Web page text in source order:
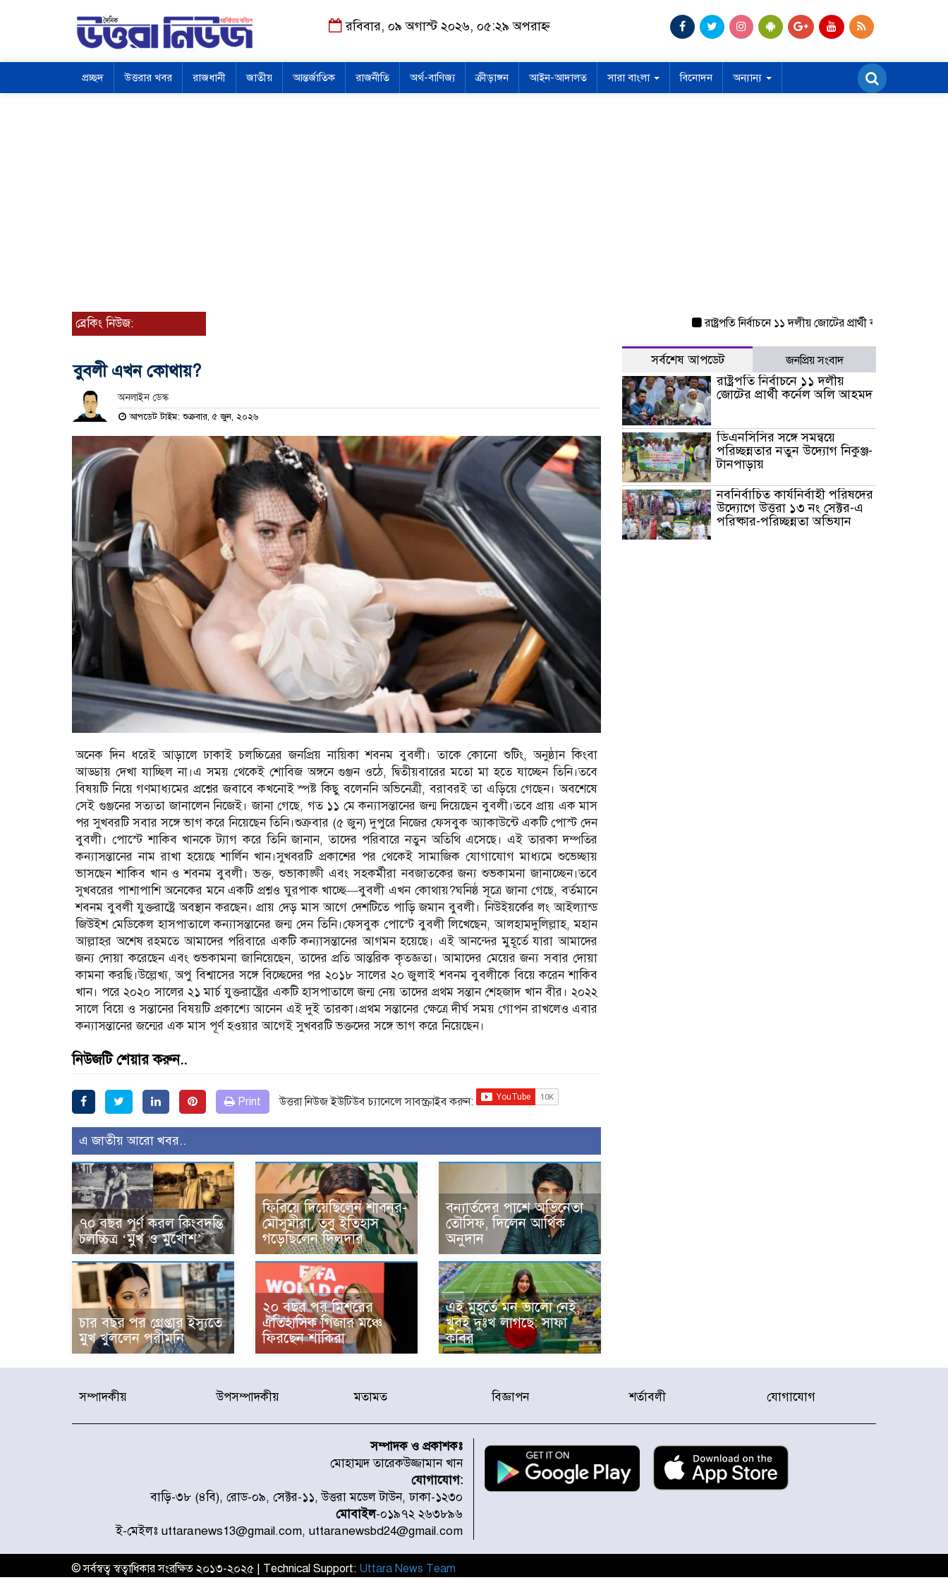
রবিবার, ০৯ অগাস্ট ২০২৬, ০৫:২৯ অপরাহ্ন
প্রচ্ছদ উত্তরার খবর রাজধানী জাতীয় আন্তর্জাতিক রাজনীতি অর্থ-বাণিজ্য ক্রীড়াঙ্গন আইন-আদালত সারা বাংলা বিনোদন অন্যান্য
ব্রেকিং নিউজ: রাষ্ট্রপতি নির্বাচনে ১১ দলীয় জোটের প্রার্থী কর্নেল অলি আহমদ
বুবলী এখন কোথায়?
অনলাইন ডেস্ক
আপডেট টাইম: শুক্রবার, ৫ জুন, ২০২৬
অনেক দিন ধরেই আড়ালে ঢাকাই চলচ্চিত্রের জনপ্রিয় নায়িকা শবনম বুবলী। তাকে কোনো শুটিং, অনুষ্ঠান কিংবা
আড্ডায় দেখা যাচ্ছিল না।এ সময় থেকেই শোবিজ অঙ্গনে গুঞ্জন ওঠে, দ্বিতীয়বারের মতো মা হতে যাচ্ছেন তিনি।তবে
বিষয়টি নিয়ে গণমাধ্যমের প্রশ্নের জবাবে কখনোই স্পষ্ট কিছু বলেননি অভিনেত্রী, বরাবরই তা এড়িয়ে গেছেন। অবশেষে
সেই গুঞ্জনের সত্যতা জানালেন নিজেই। জানা গেছে, গত ১১ মে কন্যাসন্তানের জন্ম দিয়েছেন বুবলী।তবে প্রায় এক মাস
পর সুখবরটি সবার সঙ্গে ভাগ করে নিয়েছেন তিনি।শুক্রবার (৫ জুন) দুপুরে নিজের ফেসবুক অ্যাকাউন্টে একটি পোস্ট দেন
বুবলী। পোস্টে শাকিব খানকে ট্যাগ করে তিনি জানান, তাদের পরিবারে নতুন অতিথি এসেছে। এই তারকা দম্পতির
কন্যাসন্তানের নাম রাখা হয়েছে শার্লিন খান।সুখবরটি প্রকাশের পর থেকেই সামাজিক যোগাযোগ মাধ্যমে শুভেচ্ছায়
ভাসছেন শাকিব খান ও শবনম বুবলী। ভক্ত, শুভাকাঙ্ক্ষী এবং সহকর্মীরা নবজাতকের জন্য শুভকামনা জানাচ্ছেন।তবে
সুখবরের পাশাপাশি অনেকের মনে একটি প্রশ্নও ঘুরপাক খাচ্ছে—বুবলী এখন কোথায়?ঘনিষ্ঠ সূত্রে জানা গেছে, বর্তমানে
শবনম বুবলী যুক্তরাষ্ট্রে অবস্থান করছেন। প্রায় দেড় মাস আগে দেশটিতে পাড়ি জমান বুবলী। নিউইয়র্কের লং আইল্যান্ড
জিউইশ মেডিকেল হাসপাতালে কন্যাসন্তানের জন্ম দেন তিনি।ফেসবুক পোস্টে বুবলী লিখেছেন, আলহামদুলিল্লাহ, মহান
আল্লাহর অশেষ রহমতে আমাদের পরিবারে একটি কন্যাসন্তানের আগমন হয়েছে। এই আনন্দের মুহূর্তে যারা আমাদের
জন্য দোয়া করেছেন এবং শুভকামনা জানিয়েছেন, তাদের প্রতি আন্তরিক কৃতজ্ঞতা। আমাদের মেয়ের জন্য সবার দোয়া
কামনা করছি।উল্লেখ্য, অপু বিশ্বাসের সঙ্গে বিচ্ছেদের পর ২০১৮ সালের ২০ জুলাই শবনম বুবলীকে বিয়ে করেন শাকিব
খান। পরে ২০২০ সালের ২১ মার্চ যুক্তরাষ্ট্রের একটি হাসপাতালে জন্ম নেয় তাদের প্রথম সন্তান শেহজাদ খান বীর। ২০২২
সালে বিয়ে ও সন্তানের বিষয়টি প্রকাশ্যে আনেন এই দুই তারকা।প্রথম সন্তানের ক্ষেত্রে দীর্ঘ সময় গোপন রাখলেও এবার
কন্যাসন্তানের জন্মের এক মাস পূর্ণ হওয়ার আগেই সুখবরটি ভক্তদের সঙ্গে ভাগ করে নিয়েছেন।
নিউজটি শেয়ার করুন..
Print উত্তরা নিউজ ইউটিউব চ্যানেলে সাবস্ক্রাইব করুন:
এ জাতীয় আরো খবর..
৭০ বছর পূর্ণ করল কিংবদন্তি
চলচ্চিত্র ‘মুখ ও মুখোশ’
ফিরিয়ে দিয়েছিলেন শাবনূর-
মৌসুমীরা, তবু ইতিহাস
গড়েছিলেন দিলদার
বন্যার্তদের পাশে অভিনেতা
তৌসিফ, দিলেন আর্থিক
অনুদান
চার বছর পর গ্রেপ্তার ইস্যুতে
মুখ খুললেন পরীমনি
২০ বছর পর মিশরের
ঐতিহাসিক গিজার মঞ্চে
ফিরছেন শাকিরা
এই মুহূর্তে মন ভালো নেই,
খুবই দুঃখ লাগছে: সাফা
কবির
সর্বশেষ আপডেট জনপ্রিয় সংবাদ
রাষ্ট্রপতি নির্বাচনে ১১ দলীয়
জোটের প্রার্থী কর্নেল অলি আহমদ
ডিএনসিসির সঙ্গে সমন্বয়ে
পরিচ্ছন্নতার নতুন উদ্যোগ নিকুঞ্জ-
টানপাড়ায়
নবনির্বাচিত কার্যনির্বাহী পরিষদের
উদ্যোগে উত্তরা ১৩ নং সেক্টর-এ
পরিষ্কার-পরিচ্ছন্নতা অভিযান
সম্পাদকীয় উপসম্পাদকীয় মতামত বিজ্ঞাপন শর্তাবলী যোগাযোগ
সম্পাদক ও প্রকাশকঃ
মোহাম্মদ তারেকউজ্জামান খান
যোগাযোগ:
বাড়ি-৩৮ (৪বি), রোড-০৯, সেক্টর-১১, উত্তরা মডেল টাউন, ঢাকা-১২৩০
মোবাইল-০১৯৭২ ২৬৩৮৯৬
ই-মেইলঃ uttaranews13@gmail.com, uttaranewsbd24@gmail.com
© সর্বস্বত্ব স্বত্বাধিকার সংরক্ষিত ২০১৩-২০২৫ | Technical Support: Uttara News Team